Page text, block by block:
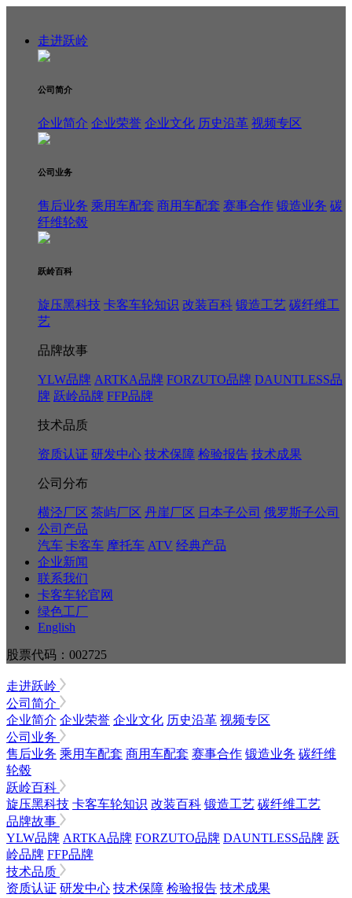
走进跃岭
公司简介
企业简介 企业荣誉 企业文化 历史沿革 视频专区
公司业务
售后业务 乘用车配套 商用车配套 赛事合作 锻造业务 碳
纤维轮毂
跃岭百科
旋压黑科技 卡客车轮知识 改装百科 锻造工艺 碳纤维工
艺
品牌故事
YLW品牌 ARTKA品牌 FORZUTO品牌 DAUNTLESS品
牌 跃岭品牌 FFP品牌
技术品质
资质认证 研发中心 技术保障 检验报告 技术成果
公司分布
横泾厂区 茶屿厂区 丹崖厂区 日本子公司 俄罗斯子公司
公司产品
汽车 卡客车 摩托车 ATV 经典产品
企业新闻
联系我们
卡客车轮官网
绿色工厂
English
股票代码：002725
走进跃岭
公司简介
企业简介 企业荣誉 企业文化 历史沿革 视频专区
公司业务
售后业务 乘用车配套 商用车配套 赛事合作 锻造业务 碳纤维
轮毂
跃岭百科
旋压黑科技 卡客车轮知识 改装百科 锻造工艺 碳纤维工艺
品牌故事
YLW品牌 ARTKA品牌 FORZUTO品牌 DAUNTLESS品牌 跃
岭品牌 FFP品牌
技术品质
资质认证 研发中心 技术保障 检验报告 技术成果